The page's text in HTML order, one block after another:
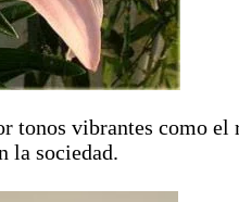
tonos vibrantes como
la sociedad.